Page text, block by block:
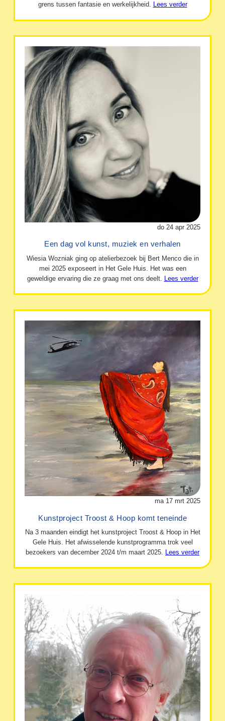
grens tussen fantasie en werkelijkheid. Lees verder
do 24 apr 2025
Een dag vol kunst, muziek en verhalen
Wiesia Wozniak ging op atelierbezoek bij Bert Menco die in
mei 2025 exposeert in Het Gele Huis. Het was een
geweldige ervaring die ze graag met ons deelt.
Lees verder
ma 17 mrt 2025
Kunstproject Troost & Hoop komt teneinde
Na 3 maanden eindigt het kunstproject Troost & Hoop in Het
Gele Huis. Het afwisselende kunstprogramma trok veel
bezoekers van december 2024 t/m maart 2025. Lees verder